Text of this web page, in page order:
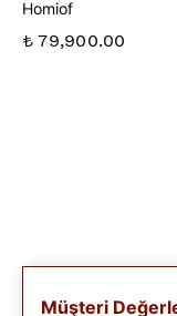
Homiof
₺ 79,900.00
Müşteri